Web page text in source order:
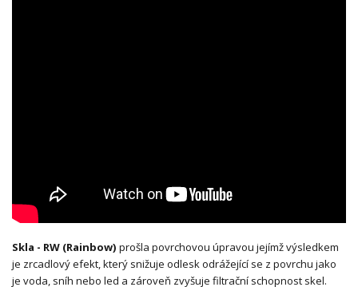
Skla - RW (Rainbow) prošla povrchovou úpravou jejímž výsledkem
je zrcadlový efekt, který snižuje odlesk odrážející se z povrchu jako
je voda, sníh nebo led a zároveň zvyšuje filtrační schopnost skel.